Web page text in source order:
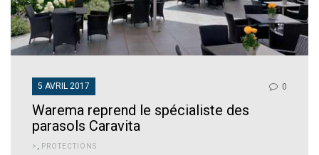
5 AVRIL 2017 0
Warema reprend le spécialiste des
parasols Caravita
> , PROTECTIONS